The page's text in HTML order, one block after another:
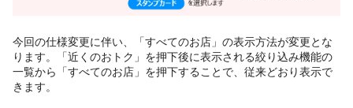
今回の仕様変更に伴い、「すべてのお店」の表示方法が変更とな
ります。「近くのおトク」を押下後に表示される絞り込み機能の
一覧から「すべてのお店」を押下することで、従来どおり表示で
きます。